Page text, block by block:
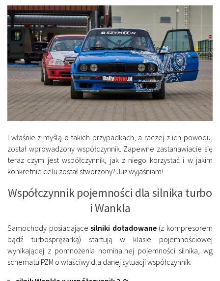
I właśnie z myślą o takich przypadkach, a raczej z ich powodu,
został wprowadzony współczynnik. Zapewne zastanawiacie się
teraz czym jest współczynnik, jak z niego korzystać i w jakim
konkretnie celu został stworzony? Już wyjaśniam!
Współczynnik pojemności dla silnika turbo
i Wankla
Samochody posiadającesilniki doładowane(z kompresorem
bądź turbosprężarką) startują w klasie pojemnościowej
wynikającej z pomnożenia nominalnej pojemności silnika, wg
schematu PZM o właściwy dla danej sytuacji współczynnik: